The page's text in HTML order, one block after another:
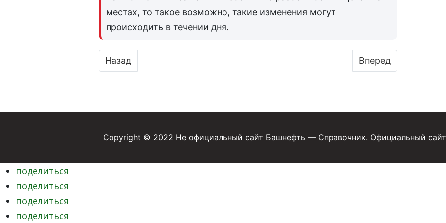
местах, то такое возможно, такие изменения могут
происходить в течении дня.
Предыдущий: Цена бензина Башнефть 100/95/92/ДТ с 6 мая 2025 года
Назад Следующий: Цена
Вперед
Copyright © 2022 Не официальный сайт Башнефть — Справочник. Официальный
поделиться
поделиться
поделиться
поделиться